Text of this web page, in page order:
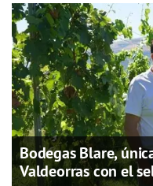
Bodegas Blare,
Valdeorras con el